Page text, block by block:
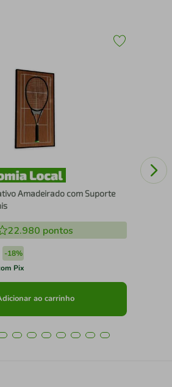
Amadeirado com Suporte
22.980 pontos
-18%
Pix
ao carrinho